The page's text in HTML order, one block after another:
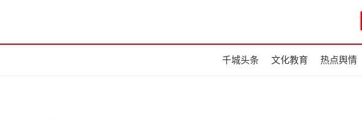
千城头条 文化教育 热点舆情